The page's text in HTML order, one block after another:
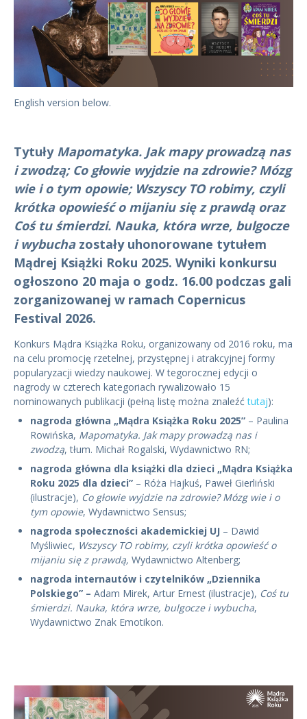
English version below.
Tytuły Mapomatyka. Jak mapy prowadzą nas
i zwodzą; Co głowie wyjdzie na zdrowie? Mózg
wie i o tym opowie; Wszyscy TO robimy, czyli
krótka opowieść o mijaniu się z prawdą oraz
Coś tu śmierdzi. Nauka, która wrze, bulgocze
i wybucha zostały uhonorowane tytułem
Mądrej Książki Roku 2025. Wyniki konkursu
ogłoszono 20 maja o godz. 16.00 podczas gali
zorganizowanej w ramach Copernicus
Festival 2026.
Konkurs Mądra Książka Roku, organizowany od 2016 roku, ma
na celu promocję rzetelnej, przystępnej i atrakcyjnej formy
popularyzacji wiedzy naukowej. W tegorocznej edycji o
nagrody w czterech kategoriach rywalizowało 15
nominowanych publikacji (pełną listę można znaleźćtutaj):
nagroda główna „Mądra Książka Roku 2025” – Paulina
Rowińska, Mapomatyka. Jak mapy prowadzą nas i
zwodzą, tłum. Michał Rogalski, Wydawnictwo RN;
nagroda główna dla książki dla dzieci „Mądra Książka
Roku 2025 dla dzieci” – Róża Hajkuś, Paweł Gierliński
(ilustracje), Co głowie wyjdzie na zdrowie? Mózg wie i o
tym opowie, Wydawnictwo Sensus;
nagroda społeczności akademickiej UJ – Dawid
Myśliwiec, Wszyscy TO robimy, czyli krótka opowieść o
mijaniu się z prawdą, Wydawnictwo Altenberg;
nagroda internautów i czytelników „Dziennika
Polskiego” – Adam Mirek, Artur Ernest (ilustracje), Coś tu
śmierdzi. Nauka, która wrze, bulgocze i wybucha,
Wydawnictwo Znak Emotikon.